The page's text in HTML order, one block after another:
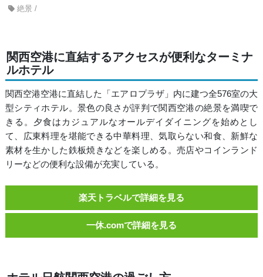
絶景 /
関西空港に直結するアクセスが便利なターミナ
ルホテル
関西空港空港に直結した「エアロプラザ」内に建つ全576室の大
型シティホテル。景色の良さが評判で関西空港の絶景を満喫で
きる。夕食はカジュアルなオールデイダイニングを始めとし
て、広東料理を堪能できる中華料理、気取らない和食、新鮮な
素材を生かした鉄板焼きなどを楽しめる。売店やコインランド
リーなどの便利な設備が充実している。
楽天トラベルで詳細を見る
一休.comで詳細を見る